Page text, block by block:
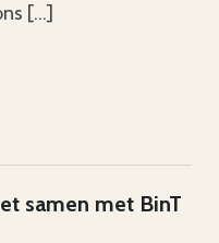
[…]
samen met BinT